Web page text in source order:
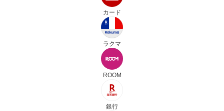
カード
ラクマ
ROOM
銀行